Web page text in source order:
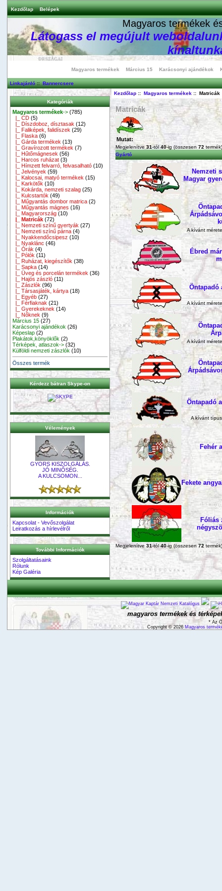
Kezdőlap Belépek
Magyaros termékek
Látogass el megújult
Magyaros termékek Március 15 Karácsonyi ajándékok
Linkajánló::Bannercsere
Kategóriák
Magyaros termékek-> (785)
|_ CD (5)
|_ Díszdoboz, dísztasak (12)
|_ Faliképek, falidíszek (29)
|_ Flaska (6)
|_ Gárda termékek (13)
|_ Gravírozott termékek (7)
|_ Hűtőmágnesek (56)
|_ Harcos ruházat (3)
|_ Hímzett felvarró, felvasalható (10)
|_ Jelvények (59)
|_ Kalocsai, matyó termékek (15)
|_ Karkötők (10)
|_ Kokárda, nemzeti szalag (25)
|_ Kulcstartók (49)
|_ Műgyantás dombor matrica (2)
|_ Műgyantás mágnes (16)
|_ Magyarország (10)
|_ Matricák (72)
|_ Nemzeti színű gyertyák (27)
|_ Nemzeti színű párna (4)
|_ Nyakkendőcsipesz (10)
|_ Nyaklánc (46)
|_ Órák (4)
|_ Pólók (11)
|_ Ruházat, kiegészítők (38)
|_ Sapka (14)
|_ Üveg és porcelán termékek (36)
|_ Hajós zászló (11)
|_ Zászlók (96)
|_ Társasjáték, kártya (18)
|_ Egyéb (27)
|_ Férfiaknak (21)
|_ Gyerekeknek (14)
|_ Nőknek (9)
Március 15 (27)
Karácsonyi ajándékok (26)
Képeslap (2)
Plakátok,könyöklők (2)
Térképek, atlaszok-> (32)
Külföldi nemzeti zászlók (10)
Összes termék
Kérdezz bátran Skype-on
Vélemények
GYORS KISZOLGÁLÁS.
JÓ MINŐSÉG.
A KULCSOMON...
Információk
Kapcsolat - Vevőszolgálat
Leiratkozás a hírlevélről
További Információk
Szolgáltatásaink
Rólunk
Kép Galéria
Kezdőlap:: Magyaros termékek:: Matricák
Matricák
Mutat:
Megjelenítve31-tól 40-ig (összesen 72 termék)
Gyártó
Nemzeti
Magyar
A kívánt
Ébred
Öntapadó
A kívánt
A kívánt
Öntapadó
A kívánt
Fehér
Fekete
Fóliás
Megjelenítve 31-tól40-ig (összesen 72termék)
magyaros termékek és
* Az
Copyright © 2026 Magyaros